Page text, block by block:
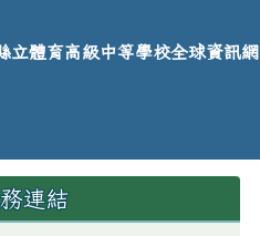
育高級中
立體育高級中等學校全球資訊網
區域內容
連結